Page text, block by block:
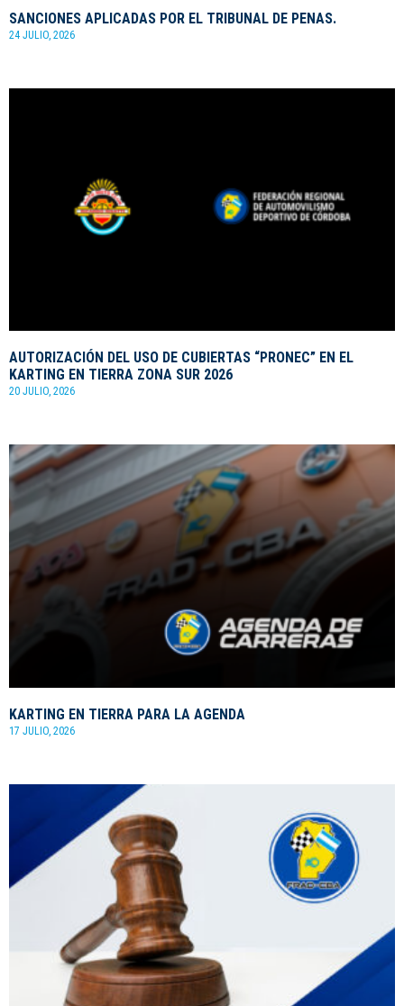
SANCIONES APLICADAS POR EL TRIBUNAL DE PENAS.
24 JULIO, 2026
AUTORIZACIÓN DEL USO DE CUBIERTAS “PRONEC” EN EL
KARTING EN TIERRA ZONA SUR 2026
20 JULIO, 2026
KARTING EN TIERRA PARA LA AGENDA
17 JULIO, 2026